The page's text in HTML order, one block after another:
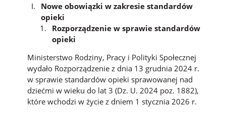
Nowe obowiązki w zakresie standardów
opieki
Rozporządzenie w sprawie standardów
opieki
Ministerstwo Rodziny, Pracy i Polityki Społecznej
wydało Rozporządzenie z dnia 13 grudnia 2024 r.
w sprawie standardów opieki sprawowanej nad
dziećmi w wieku do lat 3 (Dz. U. 2024 poz. 1882),
które wchodzi w życie z dniem 1 stycznia 2026 r.